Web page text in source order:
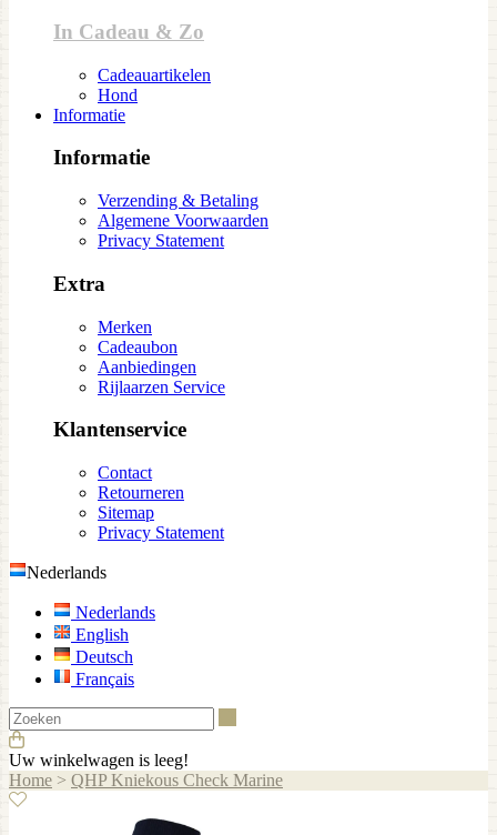
In Cadeau & Zo
Cadeauartikelen
Hond
Informatie
Informatie
Verzending & Betaling
Algemene Voorwaarden
Privacy Statement
Extra
Merken
Cadeaubon
Aanbiedingen
Rijlaarzen Service
Klantenservice
Contact
Retourneren
Sitemap
Privacy Statement
Nederlands
Nederlands
English
Deutsch
Français
Uw winkelwagen is leeg!
Home > QHP Kniekous Check Marine